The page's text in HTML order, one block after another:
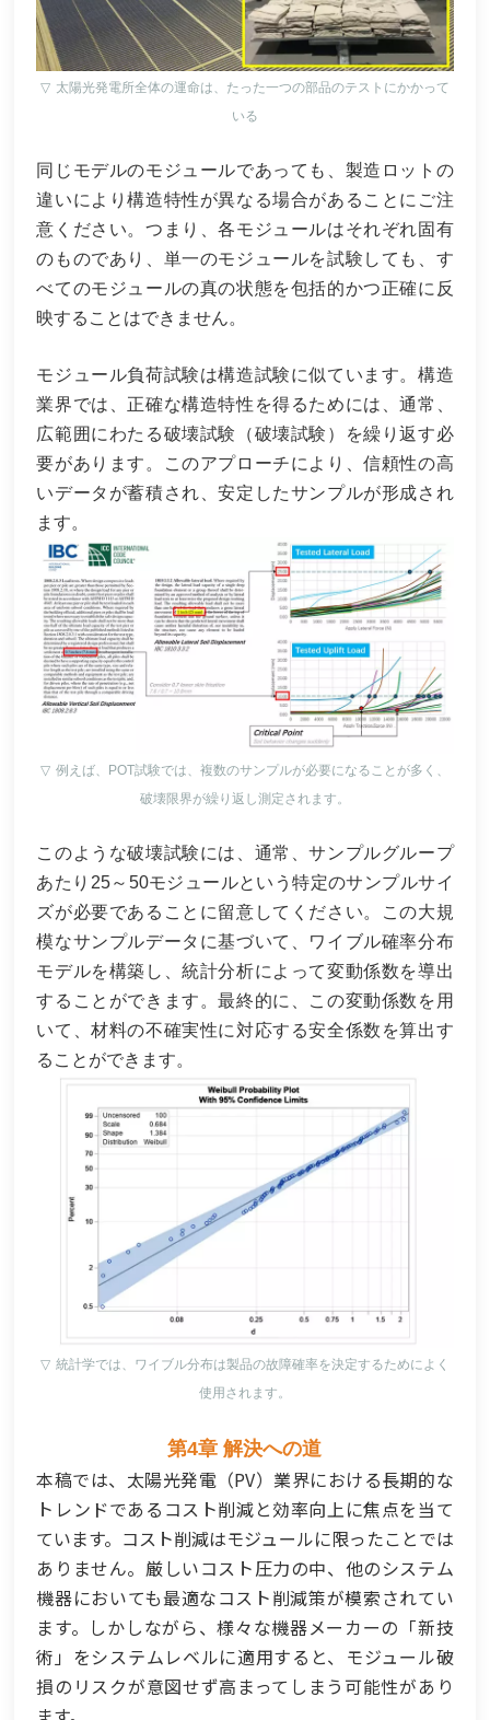
▽ 太陽光発電所全体の運命は、たった一つの部品のテストにかかって
いる
同じモデルのモジュールであっても、製造ロットの
違いにより構造特性が異なる場合があることにご注
意ください。つまり、各モジュールはそれぞれ固有
のものであり、単一のモジュールを試験しても、す
べてのモジュールの真の状態を包括的かつ正確に反
映することはできません。
モジュール負荷試験は構造試験に似ています。構造
業界では、正確な構造特性を得るためには、通常、
広範囲にわたる破壊試験（破壊試験）を繰り返す必
要があります。このアプローチにより、信頼性の高
いデータが蓄積され、安定したサンプルが形成され
ます。
▽ 例えば、POT試験では、複数のサンプルが必要になることが多く、
破壊限界が繰り返し測定されます。
このような破壊試験には、通常、サンプルグループ
あたり25～50モジュールという特定のサンプルサイ
ズが必要であることに留意してください。この大規
模なサンプルデータに基づいて、ワイブル確率分布
モデルを構築し、統計分析によって変動係数を導出
することができます。最終的に、この変動係数を用
いて、材料の不確実性に対応する安全係数を算出す
ることができます。
▽ 統計学では、ワイブル分布は製品の故障確率を決定するためによく
使用されます。
第4章 解決への道
本稿では、太陽光発電（PV）業界における長期的な
トレンドであるコスト削減と効率向上に焦点を当て
ています。コスト削減はモジュールに限ったことでは
ありません。厳しいコスト圧力の中、他のシステム
機器においても最適なコスト削減策が模索されてい
ます。しかしながら、様々な機器メーカーの「新技
術」をシステムレベルに適用すると、モジュール破
損のリスクが意図せず高まってしまう可能性があり